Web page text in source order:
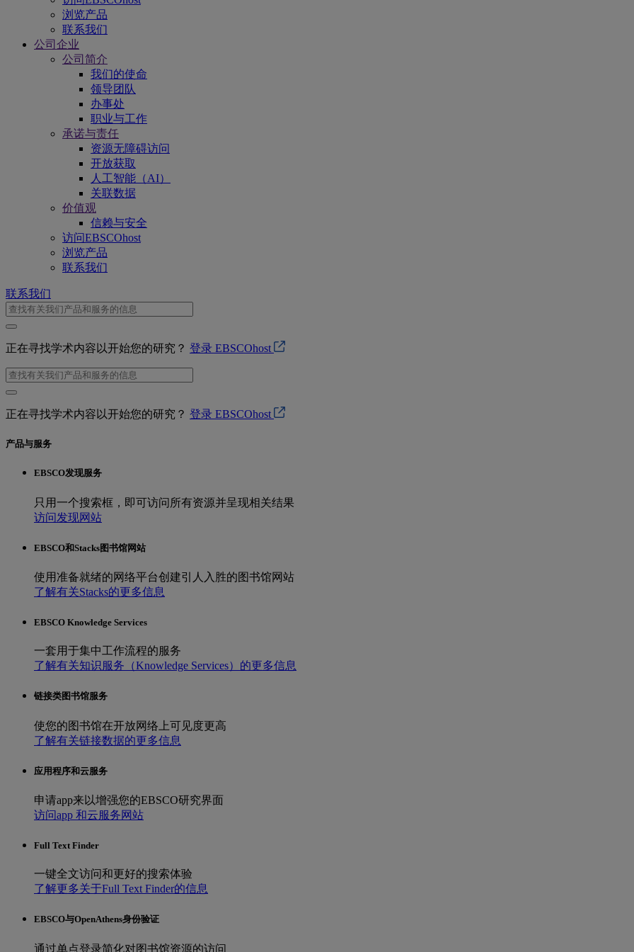
浏览产品
联系我们
公司企业
公司简介
我们的使命
领导团队
办事处
职业与工作
承诺与责任
资源无障碍访问
开放获取
人工智能（AI）
关联数据
价值观
信赖与安全
访问EBSCOhost
浏览产品
联系我们
联系我们
正在寻找学术内容以开始您的研究？ 登录 EBSCOhost
正在寻找学术内容以开始您的研究？ 登录 EBSCOhost
产品与服务
EBSCO发现服务
只用一个搜索框，即可访问所有资源并呈现相关结果
访问发现网站
EBSCO和Stacks图书馆网站
使用准备就绪的网络平台创建引人入胜的图书馆网站
了解有关Stacks的更多信息
EBSCO Knowledge Services
一套用于集中工作流程的服务
了解有关知识服务（Knowledge Services）的更多信息
链接类图书馆服务
使您的图书馆在开放网络上可见度更高
了解有关链接数据的更多信息
应用程序和云服务
申请app来以增强您的EBSCO研究界面
访问app 和云服务网站
Full Text Finder
一键全文访问和更好的搜索体验
了解更多关于Full Text Finder的信息
EBSCO与OpenAthens身份验证
通过单点登录简化对图书馆资源的访问